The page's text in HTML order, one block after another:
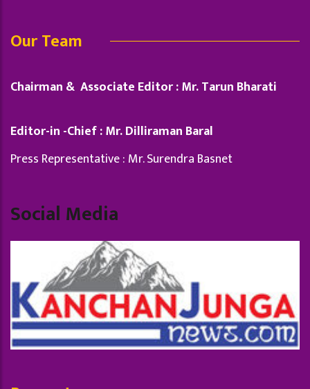
Our Team
Chairman & Associate Editor : Mr. Tarun Bharati
Editor-in -Chief : Mr. Dilliraman Baral
Press Representative : Mr. Surendra Basnet
Social Media